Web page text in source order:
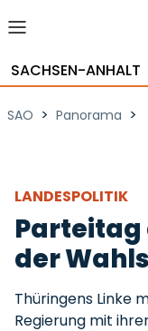
SACHSEN-ANHALT
SAO > Panorama >
LANDESPOLITIK
Parteitag
der
Thüringens Linke
Regierung mit